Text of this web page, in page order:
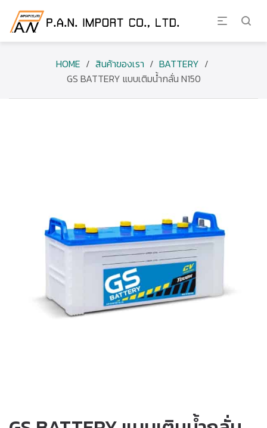
HOME / สินค้าของเรา / BATTERY /
GS BATTERY แบบเติมน้ำกลั่น N150